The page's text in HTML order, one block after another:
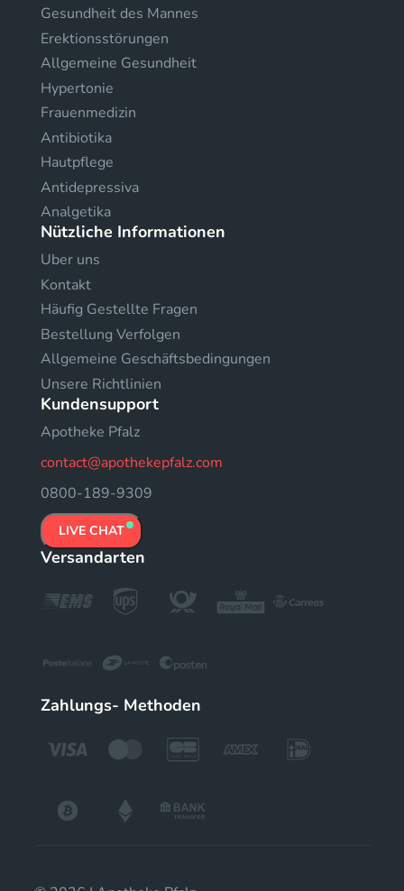
Gesundheit des Mannes
Erektionsstörungen
Allgemeine Gesundheit
Hypertonie
Frauenmedizin
Antibiotika
Hautpflege
Antidepressiva
Analgetika
Nützliche Informationen
Uber uns
Kontakt
Häufig Gestellte Fragen
Bestellung Verfolgen
Allgemeine Geschäftsbedingungen
Unsere Richtlinien
Kundensupport
Apotheke Pfalz
contact@apothekepfalz.com
0800-189-9309
LIVE CHAT
Versandarten
Zahlungs- Methoden